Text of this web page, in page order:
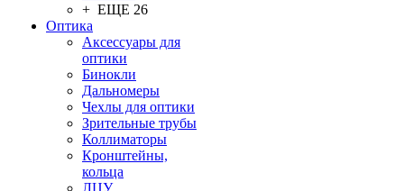
+ ЕЩЕ 26
Оптика
Аксессуары для
оптики
Бинокли
Дальномеры
Чехлы для оптики
Зрительные трубы
Коллиматоры
Кронштейны,
кольца
ЛЦУ